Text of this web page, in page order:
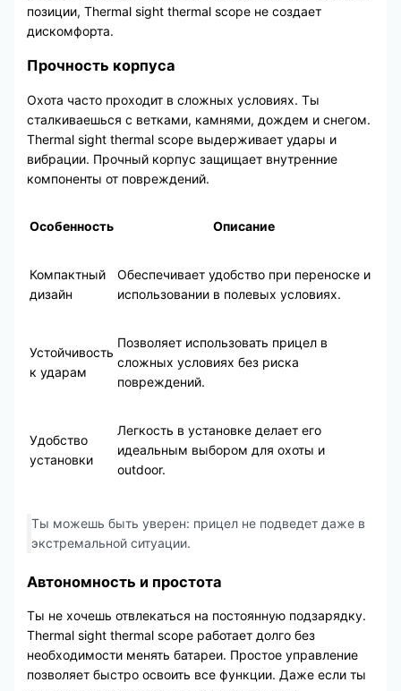
позиции, Thermal sight thermal scope не создает
дискомфорта.
Прочность корпуса
Охота часто проходит в сложных условиях. Ты
сталкиваешься с ветками, камнями, дождем и снегом.
Thermal sight thermal scope выдерживает удары и
вибрации. Прочный корпус защищает внутренние
компоненты от повреждений.
Особенность Описание
Компактный
дизайн
Обеспечивает удобство при переноске и
использовании в полевых условиях.
Устойчивость
к ударам
Позволяет использовать прицел в
сложных условиях без риска
повреждений.
Удобство
установки
Легкость в установке делает его
идеальным выбором для охоты и
outdoor.
Ты можешь быть уверен: прицел не подведет даже в
экстремальной ситуации.
Автономность и простота
Ты не хочешь отвлекаться на постоянную подзарядку.
Thermal sight thermal scope работает долго без
необходимости менять батареи. Простое управление
позволяет быстро освоить все функции. Даже если ты